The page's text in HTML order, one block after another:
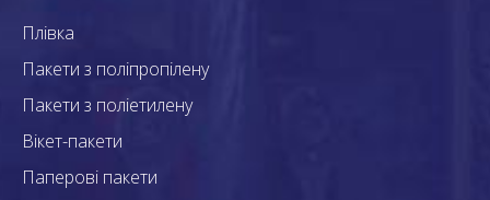
Плівка
Пакети з поліпропілену
Пакети з поліетилену
Вікет-пакети
Паперові пакети